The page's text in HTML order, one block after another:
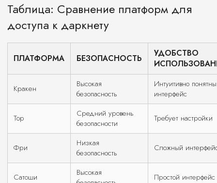
Таблица: Сравнение платформ для
доступа к даркнету
ПЛАТФОРМА БЕЗОПАСНОСТЬ
УДОБСТВО
Кракен
Высокая
безопасность
Интуитивно
интерфейс
Тор
Средний уровень
безопасности
Требует настройки
Фри
Низкая
безопасность
Сложный
Сатоши
Высокая
Простой интерфейс